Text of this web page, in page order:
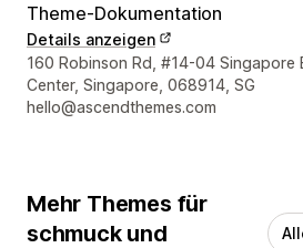
Theme-Dokumentation
Details anzeigen
Designer-Kontaktdaten
160 Robinson Rd, #14-04 Singapore
Center, Singapore, 068914, SG
hello@ascendthemes.com
Mehr Themes für
schmuck und